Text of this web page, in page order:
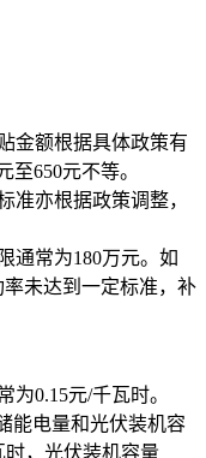
金额根据具体政策有
至650元不等。
准亦根据政策调整，
通常为180万元。如
未达到一定标准，补
0.15元/千瓦时。
能电量和光伏装机容
时，光伏装机容量